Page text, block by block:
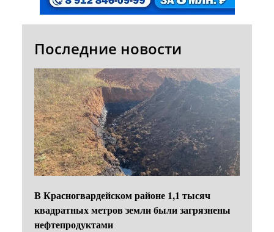
Последние новости
В Красногвардейском районе 1,1 тысяч
квадратных метров земли были загрязнены
нефтепродуктами